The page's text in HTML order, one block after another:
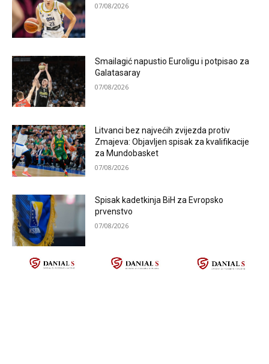
07/08/2026
Smailagić napustio Euroligu i potpisao za
Galatasaray
07/08/2026
Litvanci bez najvećih zvijezda protiv
Zmajeva: Objavljen spisak za kvalifikacije
za Mundobasket
07/08/2026
Spisak kadetkinja BiH za Evropsko
prvenstvo
07/08/2026